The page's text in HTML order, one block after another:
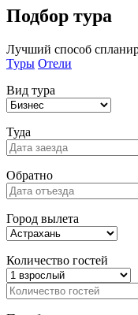
Подбор тура
Лучший способ
Туры Отели
Вид тура
Туда
Обратно
Город вылета
Количество гостей